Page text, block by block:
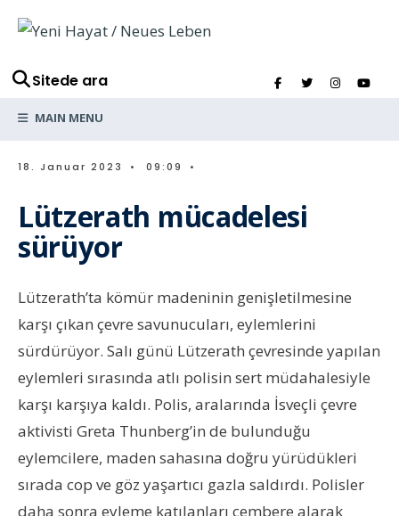
Sitede ara
MAIN MENU
18. Januar 2023 • 09:09 •
Lützerath mücadelesi
sürüyor
Lützerath’ta kömür madeninin genişletilmesine
karşı çıkan çevre savunucuları, eylemlerini
sürdürüyor. Salı günü Lützerath çevresinde yapılan
eylemleri sırasında atlı polisin sert müdahalesiyle
karşı karşıya kaldı. Polis, aralarında İsveçli çevre
aktivisti Greta Thunberg’in de bulunduğu
eylemcilere, maden sahasına doğru yürüdükleri
sırada cop ve göz yaşartıcı gazla saldırdı. Polisler
daha sonra eyleme katılanları çembere alarak